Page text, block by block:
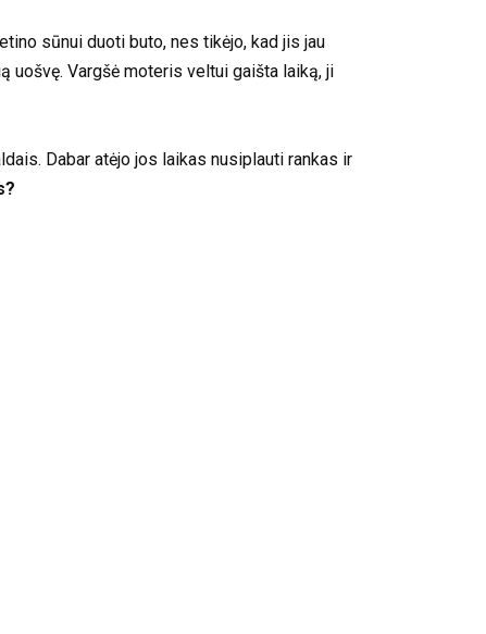
sūnui duoti buto, nes tikėjo, kad jis jau
uošvę. Vargšė moteris veltui gaišta laiką, ji
Dabar atėjo jos laikas nusiplauti rankas ir